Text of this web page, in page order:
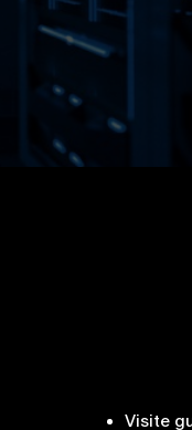
Visite